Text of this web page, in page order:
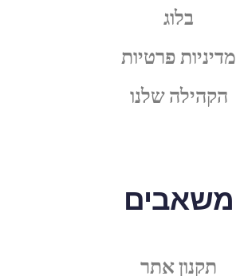
בלוג
מדיניות פרטיות
הקהילה שלנו
משאבים
תקנון אתר